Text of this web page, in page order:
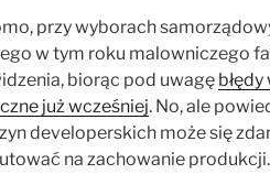
przy wyborach
w tym roku malowniczego
biorąc pod uwagę błędy
już wcześniej. No, ale
developerskich może się
na zachowanie produkcji.